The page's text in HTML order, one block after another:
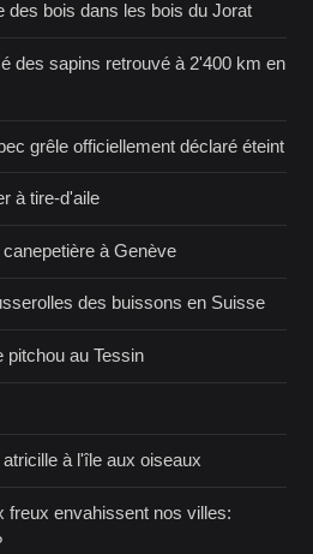
des bois dans les bois du Jorat
des sapins retrouvé à 2'400 km en
grêle officiellement déclaré éteint
à tire-d'aile
à Genève
des buissons en Suisse
pitchou au Tessin
à l'île aux oiseaux
freux envahissent nos villes: